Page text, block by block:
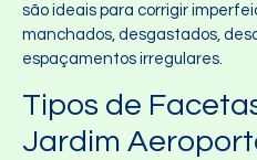
são ideais para corrigir
manchados, desgastados,
espaçamentos irregulares.
Tipos de
Jardim